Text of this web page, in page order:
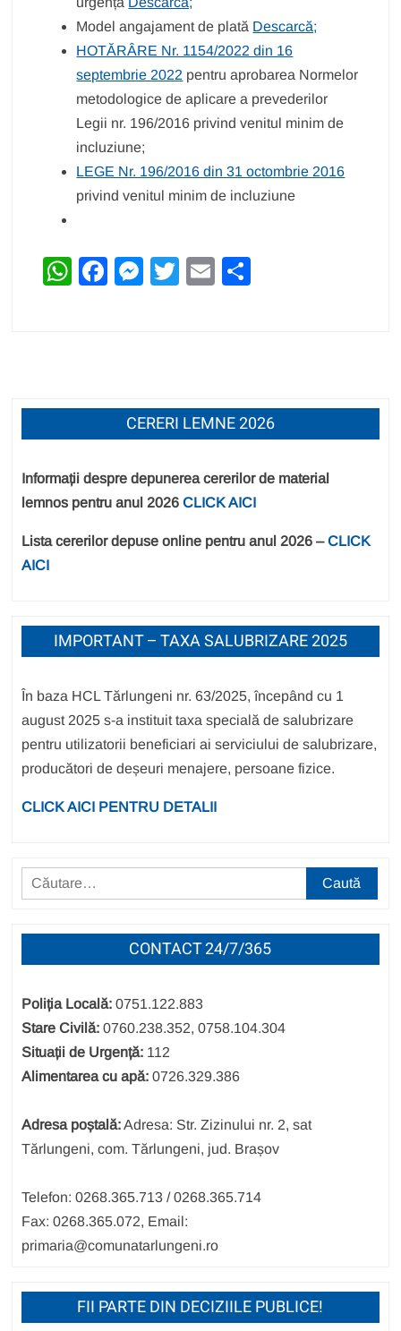
Model angajament de plată Descarcă;
HOTĂRÂRE Nr. 1154/2022 din 16
septembrie 2022 pentru aprobarea Normelor
metodologice de aplicare a prevederilor
Legii nr. 196/2016 privind venitul minim de
incluziune;
LEGE Nr. 196/2016 din 31 octombrie 2016
privind venitul minim de incluziune
W
p
p
F
o
o
k
M
g
er
T
E
z
ă
CERERI LEMNE 2026
Informații despre depunerea cererilor de material
lemnos pentru anul 2026CLICK AICI
Lista cererilor depuse online pentru anul 2026 –CLICK
AICI
IMPORTANT – TAXA SALUBRIZARE 2025
În baza HCL Tărlungeni nr. 63/2025, începând cu 1
august 2025 s-a instituit taxa specială de salubrizare
pentru utilizatorii beneficiari ai serviciului de salubrizare,
producători de deșeuri menajere, persoane fizice.
CLICK AICI PENTRU DETALII
Caută
după:
CONTACT 24/7/365
Poliția Locală: 0751.122.883
Stare Civilă: 0760.238.352, 0758.104.304
Situații de Urgență: 112
Alimentarea cu apă: 0726.329.386
Adresa poștală:Adresa: Str. Zizinului nr. 2, sat
Tărlungeni, com. Tărlungeni, jud. Brașov
Telefon: 0268.365.713 / 0268.365.714
Fax: 0268.365.072, Email:
primaria@comunatarlungeni.ro
FII PARTE DIN DECIZIILE PUBLICE!